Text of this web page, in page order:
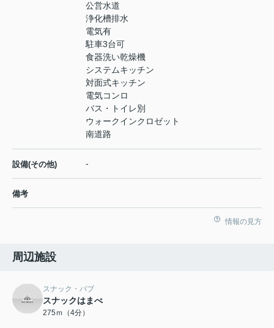
公営水道
浄化槽排水
電気有
駐車3台可
食器洗い乾燥機
システムキッチン
対面式キッチン
電気コンロ
バス・トイレ別
ウォークインクロゼット
南道路
設備(その他) -
備考
情報の見方
周辺施設
スナック・パブ
スナックはまべ
275ｍ（4分）